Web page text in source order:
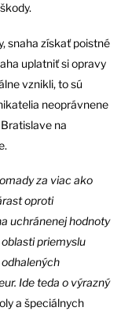
snaha získať poistné
uplatniť si opravy
vznikli, to sú
neoprávnene
na
za viac ako
oproti
uchránenej hodnoty
priemyslu
Ide teda o výrazný
a špeciálnych